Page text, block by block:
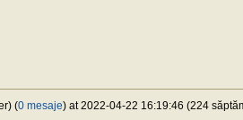
(0 mesaje) at 2022-04-22 16:19:46 (224